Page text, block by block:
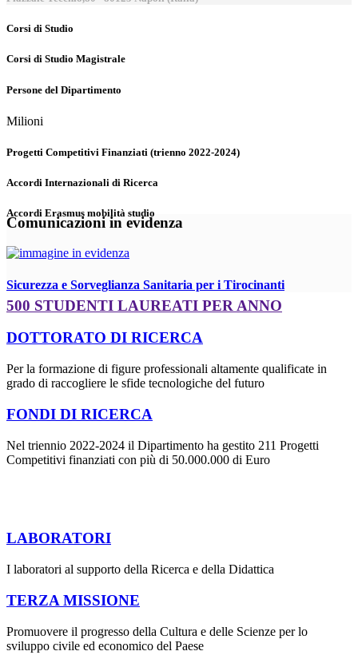
Corsi di Studio
Corsi di Studio Magistrale
Persone del Dipartimento
Milioni
Progetti Competitivi Finanziati (trienno 2022-2024)
Accordi Internazionali di Ricerca
Accordi Erasmus mobilità studio
Comunicazioni in evidenza
Sicurezza e Sorveglianza Sanitaria per i Tirocinanti
500 STUDENTI LAUREATI PER ANNO
DOTTORATO DI RICERCA
Per la formazione di figure professionali altamente qualificate in
grado di raccogliere le sfide tecnologiche del futuro
FONDI DI RICERCA
Nel triennio 2022-2024 il Dipartimento ha gestito 211 Progetti
Competitivi finanziati con più di 50.000.000 di Euro
LABORATORI
I laboratori al supporto della Ricerca e della Didattica
TERZA MISSIONE
Promuovere il progresso della Cultura e delle Scienze per lo
sviluppo civile ed economico del Paese